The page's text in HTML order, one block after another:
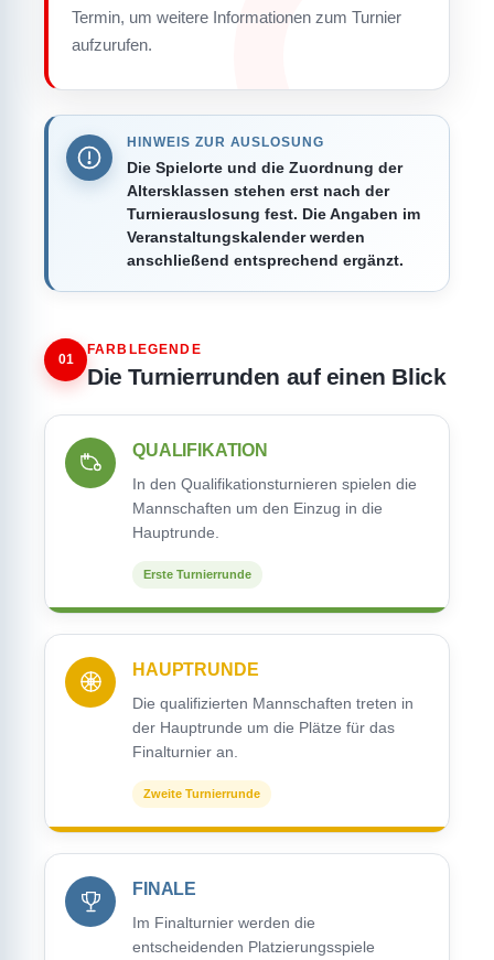
Termin, um weitere Informationen zum Turnier
aufzurufen.
HINWEIS ZUR AUSLOSUNG
Die Spielorte und die Zuordnung der
Altersklassen stehen erst nach der
Turnierauslosung fest. Die Angaben im
Veranstaltungskalender werden
anschließend entsprechend ergänzt.
01
FARBLEGENDE
Die Turnierrunden auf einen Blick
QUALIFIKATION
In den Qualifikationsturnieren spielen die
Mannschaften um den Einzug in die
Hauptrunde.
Erste Turnierrunde
HAUPTRUNDE
Die qualifizierten Mannschaften treten in
der Hauptrunde um die Plätze für das
Finalturnier an.
Zweite Turnierrunde
FINALE
Im Finalturnier werden die
entscheidenden Platzierungsspiele